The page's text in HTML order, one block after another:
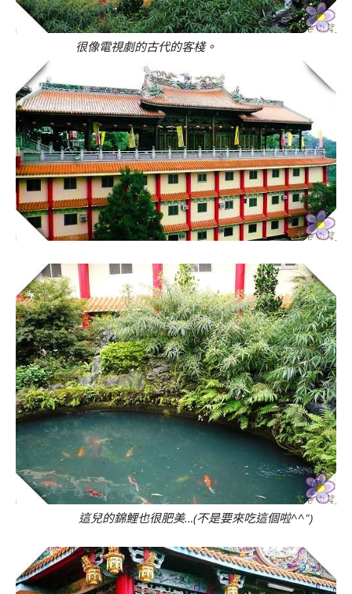
很像電視劇的古代的客棧。
這兒的錦鯉也很肥美…(不是要來吃這個啦^^")